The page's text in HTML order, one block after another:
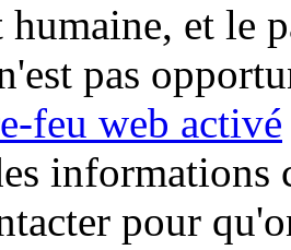
et le
pas
feu web activé
informations
pour